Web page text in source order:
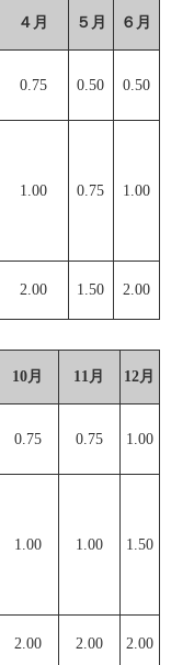
４月 ５月 ６月
0.75 0.50
0.50
1.00 0.75 1.00
2.00 1.50 2.00
10月 11月 12月
0.75 0.75
1.00
1.00 1.00 1.50
2.00 2.00 2.00